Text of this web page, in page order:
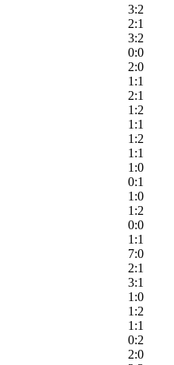
3:2
2:1
3:2
0:0
2:0
1:1
2:1
1:2
1:1
1:2
1:1
1:0
0:1
1:0
1:2
0:0
1:1
7:0
2:1
3:1
1:0
1:2
1:1
0:2
2:0